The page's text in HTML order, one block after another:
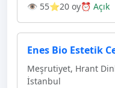
👁 55⭐20 oy⏰ Açık
Enes Bio Estetik
Meşrutiyet, Hrant
İstanbul